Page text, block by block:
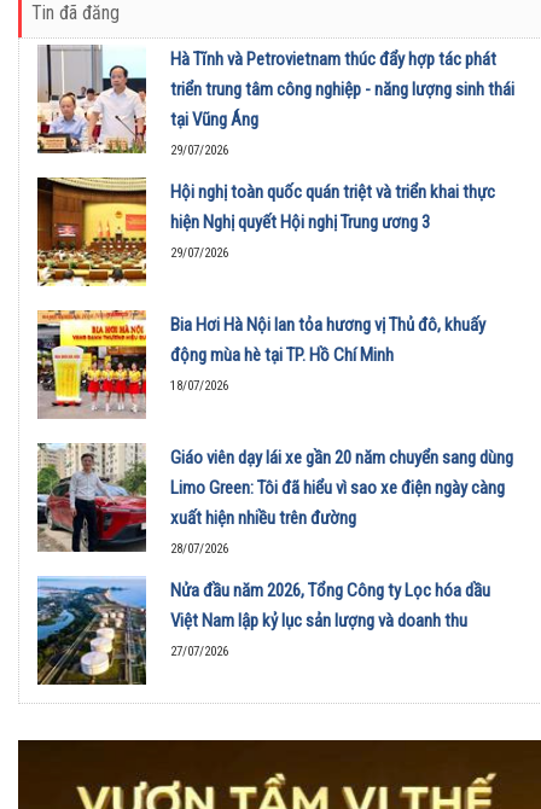
Tin đã đăng
Hà Tĩnh và Petrovietnam thúc đẩy hợp tác phát
triển trung tâm công nghiệp - năng lượng sinh thái
tại Vũng Áng
29/07/2026
Hội nghị toàn quốc quán triệt và triển khai thực
hiện Nghị quyết Hội nghị Trung ương 3
29/07/2026
Bia Hơi Hà Nội lan tỏa hương vị Thủ đô, khuấy
động mùa hè tại TP. Hồ Chí Minh
18/07/2026
Giáo viên dạy lái xe gần 20 năm chuyển sang dùng
Limo Green: Tôi đã hiểu vì sao xe điện ngày càng
xuất hiện nhiều trên đường
28/07/2026
Nửa đầu năm 2026, Tổng Công ty Lọc hóa dầu
Việt Nam lập kỷ lục sản lượng và doanh thu
27/07/2026